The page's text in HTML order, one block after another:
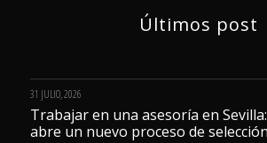
Últimos post
31 JULIO, 2026
Trabajar en una asesoría en
abre un nuevo proceso de selección